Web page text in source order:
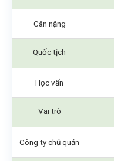
Cân nặng
Quốc tịch
Học vấn
Vai trò
Công ty chủ quản